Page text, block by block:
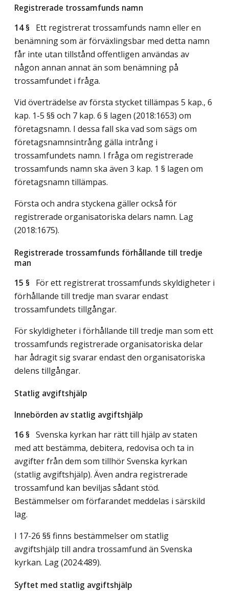
Registrerade trossamfunds namn
14 § Ett registrerat trossamfunds namn eller en
benämning som är förväxlingsbar med detta namn
får inte utan tillstånd offentligen användas av
någon annan annat än som benämning på
trossamfundet i fråga.
Vid överträdelse av första stycket tillämpas 5 kap., 6
kap. 1-5 §§ och 7 kap. 6 § lagen (2018:1653) om
företagsnamn. I dessa fall ska vad som sägs om
företagsnamnsintrång gälla intrång i
trossamfundets namn. I fråga om registrerade
trossamfunds namn ska även 3 kap. 1 § lagen om
företagsnamn tillämpas.
Första och andra styckena gäller också för
registrerade organisatoriska delars namn. Lag
(2018:1675).
Registrerade trossamfunds förhållande till tredje
man
15 § För ett registrerat trossamfunds skyldigheter i
förhållande till tredje man svarar endast
trossamfundets tillgångar.
För skyldigheter i förhållande till tredje man som ett
trossamfunds registrerade organisatoriska delar
har ådragit sig svarar endast den organisatoriska
delens tillgångar.
Statlig avgiftshjälp
Innebörden av statlig avgiftshjälp
16 § Svenska kyrkan har rätt till hjälp av staten
med att bestämma, debitera, redovisa och ta in
avgifter från dem som tillhör Svenska kyrkan
(statlig avgiftshjälp). Även andra registrerade
trossamfund kan beviljas sådant stöd.
Bestämmelser om förfarandet meddelas i särskild
lag.
I 17-26 §§ finns bestämmelser om statlig
avgiftshjälp till andra trossamfund än Svenska
kyrkan. Lag (2024:489).
Syftet med statlig avgiftshjälp